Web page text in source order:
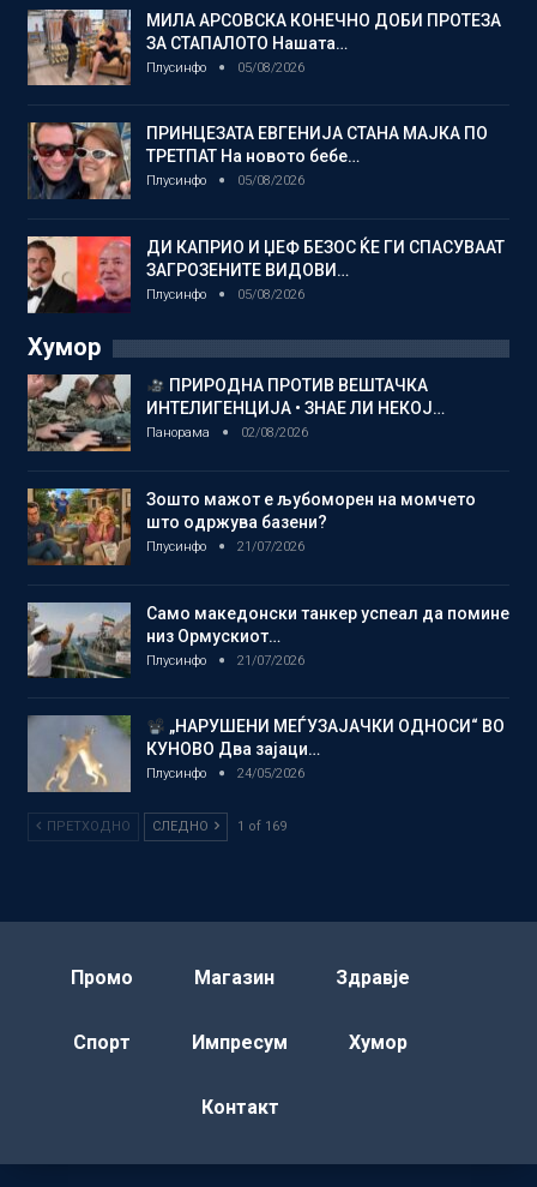
МИЛА АРСОВСКА КОНЕЧНО ДОБИ ПРОТЕЗА
ЗА СТАПАЛОТО Нашата…
Плусинфо 05/08/2026
ПРИНЦЕЗАТА ЕВГЕНИЈА СТАНА МАЈКА ПО
ТРЕТПАТ На новото бебе…
Плусинфо 05/08/2026
ДИ КАПРИО И ЏЕФ БЕЗОС ЌЕ ГИ СПАСУВААТ
ЗАГРОЗЕНИТЕ ВИДОВИ…
Плусинфо 05/08/2026
Хумор
ПРИРОДНА ПРОТИВ ВЕШТАЧКА
ИНТЕЛИГЕНЦИЈА • ЗНАЕ ЛИ НЕКОЈ…
Панорама 02/08/2026
Зошто мажот е љубоморен на момчето
што одржува базени?
Плусинфо 21/07/2026
Само македонски танкер успеал да помине
низ Ормускиот…
Плусинфо 21/07/2026
„НАРУШЕНИ МЕЃУЗАЈАЧКИ ОДНОСИ“ ВО
КУНОВО Два зајаци…
Плусинфо 24/05/2026
ПРЕТХОДНО СЛЕДНО 1 of 169
Промо Магазин Здравје
Спорт Импресум Хумор
Контакт